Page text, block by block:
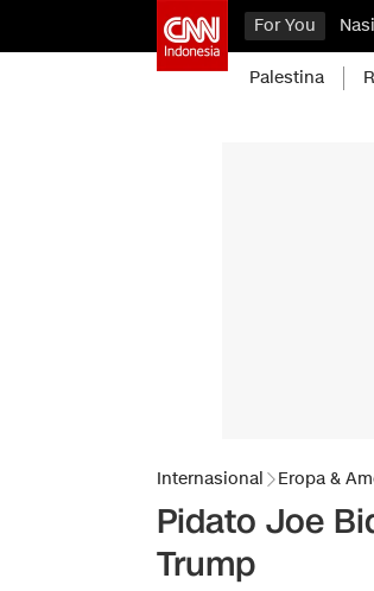
For You
Palestina
Internasional Eropa &
Pidato Joe
Trump